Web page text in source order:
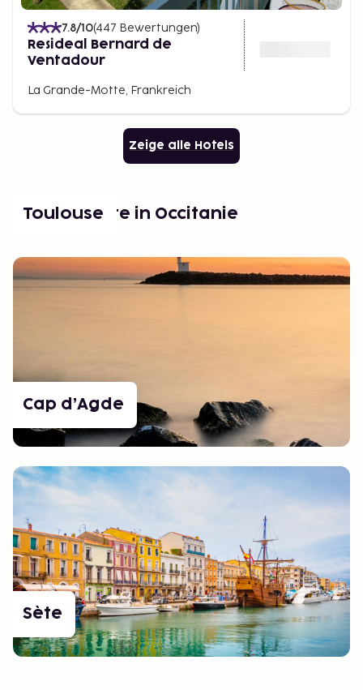
7.8/10(447 Bewertungen)
Resideal Bernard de
Ventadour
La Grande-Motte, Frankreich
Zeige alle Hotels
Beliebte Orte in Occitanie
Toulouse
Cap d’Agde
Sète